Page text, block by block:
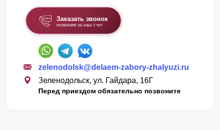
Заказать звонок
позвоним за наш счет
zelenodolsk@delaem-zabory-zhalyuzi.ru
Зеленодольск, ул. Гайдара, 16Г
Перед приездом обязательно позвоните